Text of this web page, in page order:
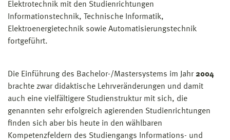
Elektrotechnik mit den Studien­richtungen
Informationstechnik, Technische Informatik,
Elektroenergietechnik sowie Automatisierungstechnik
fortgeführt.
Die Einführung des Bachelor-/Mastersystems im Jahr 2004
brachte zwar didak­tische Lehrveränderungen und damit
auch eine vielfältigere Studienstruktur mit sich, die
genannten sehr erfolgreich agierenden Studienrichtungen
finden sich aber bis heute in den wählbaren
Kompetenzfeldern des Studiengangs Informations- und